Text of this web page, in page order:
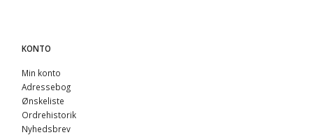
KONTO
Min konto
Adressebog
Ønskeliste
Ordrehistorik
Nyhedsbrev